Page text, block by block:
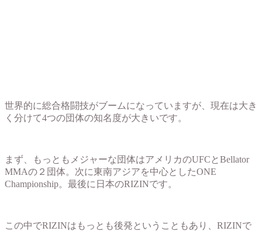
世界的に総合格闘技がブームになっていますが、現在は大き
く分けて4つの団体の知名度が大きいです。
まず、もっともメジャーな団体はアメリカのUFCとBellator
MMAの２団体。次に東南アジアを中心としたONE
Championship。最後に日本のRIZINです。
この中でRIZINはもっとも後発ということもあり、RIZINで